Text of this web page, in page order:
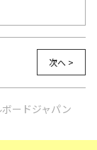
次へ >
ードジャパン